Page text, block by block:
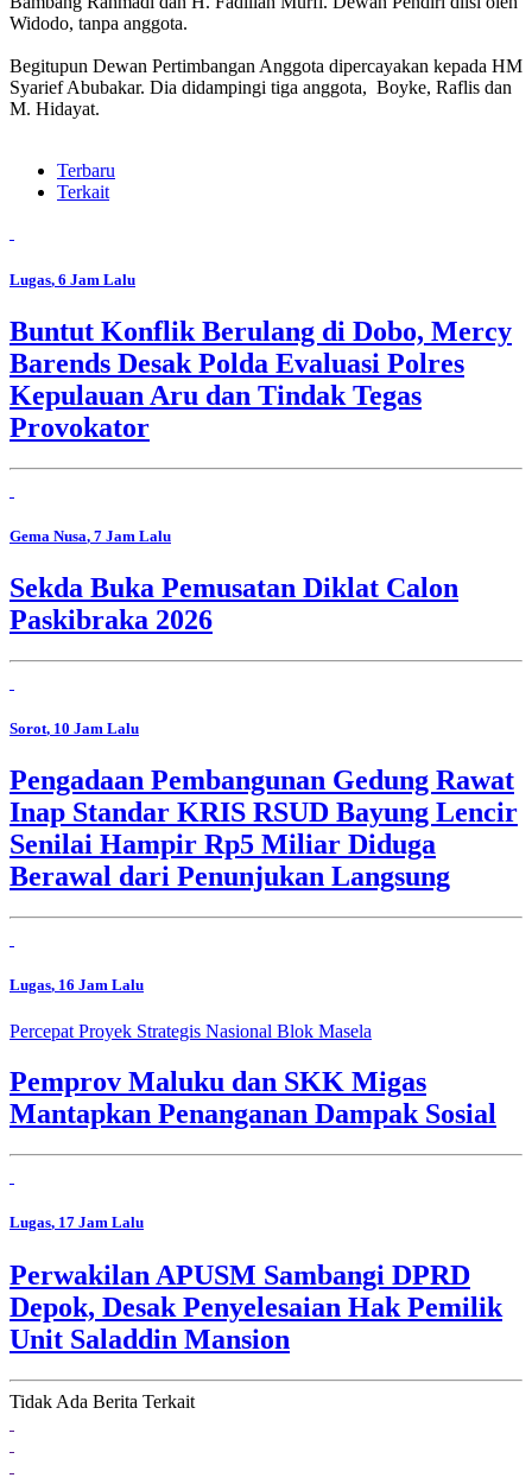
Widodo, tanpa anggota.
Begitupun Dewan Pertimbangan Anggota dipercayakan kepada HM
Syarief Abubakar. Dia didampingi tiga anggota, Boyke, Raflis dan
M. Hidayat.
Terbaru
Terkait
Lugas, 6 Jam Lalu
Buntut Konflik Berulang di Dobo, Mercy
Barends Desak Polda Evaluasi Polres
Kepulauan Aru dan Tindak Tegas
Provokator
Gema Nusa, 7 Jam Lalu
Sekda Buka Pemusatan Diklat Calon
Paskibraka 2026
Sorot, 10 Jam Lalu
Pengadaan Pembangunan Gedung Rawat
Inap Standar KRIS RSUD Bayung Lencir
Senilai Hampir Rp5 Miliar Diduga
Berawal dari Penunjukan Langsung
Lugas, 16 Jam Lalu
Percepat Proyek Strategis Nasional Blok Masela
Pemprov Maluku dan SKK Migas
Mantapkan Penanganan Dampak Sosial
Lugas, 17 Jam Lalu
Perwakilan APUSM Sambangi DPRD
Depok, Desak Penyelesaian Hak Pemilik
Unit Saladdin Mansion
Tidak Ada Berita Terkait